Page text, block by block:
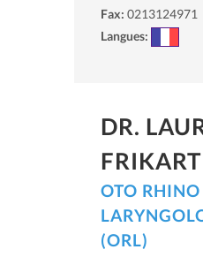
Fax: 0213124971
Langues:
DR.
FRIKART
OTO RHINO
(ORL)